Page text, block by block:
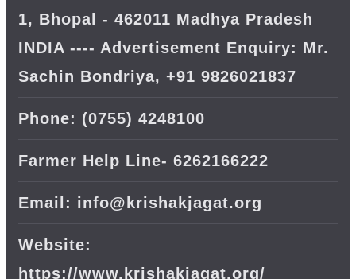
1, Bhopal - 462011 Madhya Pradesh
INDIA ---- Advertisement Enquiry: Mr.
Sachin Bondriya, +91 9826021837
Phone: (0755) 4248100
Farmer Help Line- 6262166222
Email: info@krishakjagat.org
Website:
https://www.krishakjagat.org/